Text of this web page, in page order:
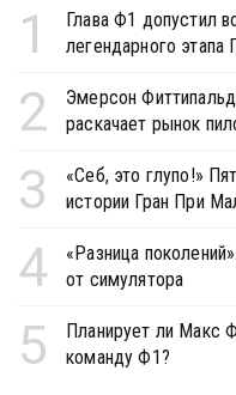
1
Глава Ф1 допустил
легендарного этапа
2
Эмерсон
раскачает рынок
3
«Себ, это глупо!»
истории Гран При
4
«Разница
от симулятора
5
Планирует ли Макс
команду Ф1?